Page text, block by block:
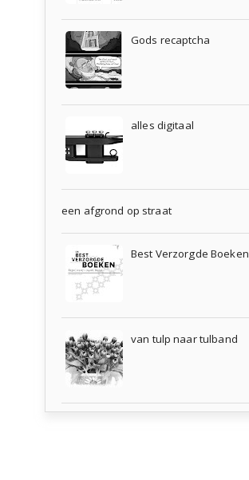
Gods recaptcha
alles digitaal
een afgrond op straat
Best Verzorgde Boeken
van tulp naar tulband